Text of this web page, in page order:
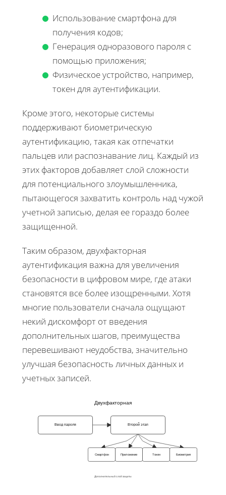
Использование смартфона для
получения кодов;
Генерация одноразового пароля с
помощью приложения;
Физическое устройство, например,
токен для аутентификации.
Кроме этого, некоторые системы
поддерживают биометрическую
аутентификацию, такая как отпечатки
пальцев или распознавание лиц. Каждый из
этих факторов добавляет слой сложности
для потенциального злоумышленника,
пытающегося захватить контроль над чужой
учетной записью, делая ее гораздо более
защищенной.
Таким образом, двухфакторная
аутентификация важна для увеличения
безопасности в цифровом мире, где атаки
становятся все более изощренными. Хотя
многие пользователи сначала ощущают
некий дискомфорт от введения
дополнительных шагов, преимущества
перевешивают неудобства, значительно
улучшая безопасность личных данных и
учетных записей.
Двухфакторная
Ввод пароля Второй этап
Смартфон Приложение Токен Биометрия
Дополнительный слой защиты